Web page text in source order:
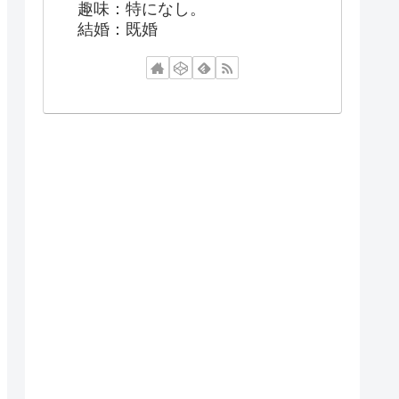
趣味：特になし。
結婚：既婚